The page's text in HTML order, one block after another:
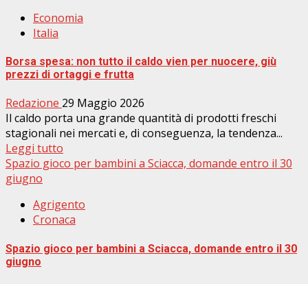
Economia
Italia
Borsa spesa: non tutto il caldo vien per nuocere, giù
prezzi di ortaggi e frutta
Redazione 29 Maggio 2026
Il caldo porta una grande quantità di prodotti freschi
stagionali nei mercati e, di conseguenza, la tendenza...
Leggi tutto
Spazio gioco per bambini a Sciacca, domande entro il 30
giugno
Agrigento
Cronaca
Spazio gioco per bambini a Sciacca, domande entro il 30
giugno